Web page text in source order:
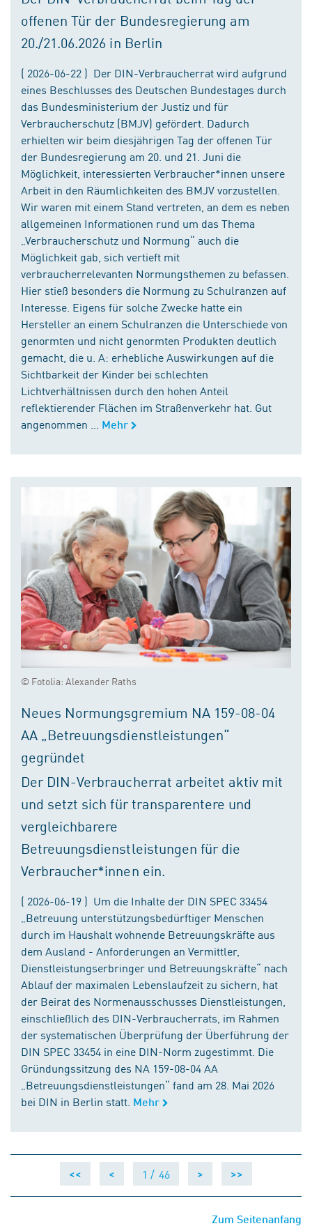
offenen Tür der Bundesregierung am
20./21.06.2026 in Berlin
( 2026-06-22 ) Der DIN-Verbraucherrat wird aufgrund
eines Beschlusses des Deutschen Bundestages durch
das Bundesministerium der Justiz und für
Verbraucherschutz (BMJV) gefördert. Dadurch
erhielten wir beim diesjährigen Tag der offenen Tür
der Bundesregierung am 20. und 21. Juni die
Möglichkeit, interessierten Verbraucher*innen unsere
Arbeit in den Räumlichkeiten des BMJV vorzustellen.
Wir waren mit einem Stand vertreten, an dem es neben
allgemeinen Informationen rund um das Thema
„Verbraucherschutz und Normung“ auch die
Möglichkeit gab, sich vertieft mit
verbraucherrelevanten Normungsthemen zu befassen.
Hier stieß besonders die Normung zu Schulranzen auf
Interesse. Eigens für solche Zwecke hatte ein
Hersteller an einem Schulranzen die Unterschiede von
genormten und nicht genormten Produkten deutlich
gemacht, die u. A: erhebliche Auswirkungen auf die
Sichtbarkeit der Kinder bei schlechten
Lichtverhältnissen durch den hohen Anteil
reflektierender Flächen im Straßenverkehr hat. Gut
angenommen ...
Mehr
© Fotolia: Alexander Raths
Neues Normungsgremium NA 159-08-04
AA „Betreuungsdienstleistungen“
gegründet
Der DIN-Verbraucherrat arbeitet aktiv mit
und setzt sich für transparentere und
vergleichbarere
Betreuungsdienstleistungen für die
Verbraucher*innen ein.
( 2026-06-19 ) Um die Inhalte der DIN SPEC 33454
„Betreuung unterstützungsbedürftiger Menschen
durch im Haushalt wohnende Betreuungskräfte aus
dem Ausland - Anforderungen an Vermittler,
Dienstleistungserbringer und Betreuungskräfte“ nach
Ablauf der maximalen Lebenslaufzeit zu sichern, hat
der Beirat des Normenausschusses Dienstleistungen,
einschließlich des DIN-Verbraucherrats, im Rahmen
der systematischen Überprüfung der Überführung der
DIN SPEC 33454 in eine DIN-Norm zugestimmt. Die
Gründungssitzung des NA 159-08-04 AA
„Betreuungsdienstleistungen“ fand am 28. Mai 2026
bei DIN in Berlin statt. Mehr
<< < 1 / 46 > >>
Zum Seitenanfang